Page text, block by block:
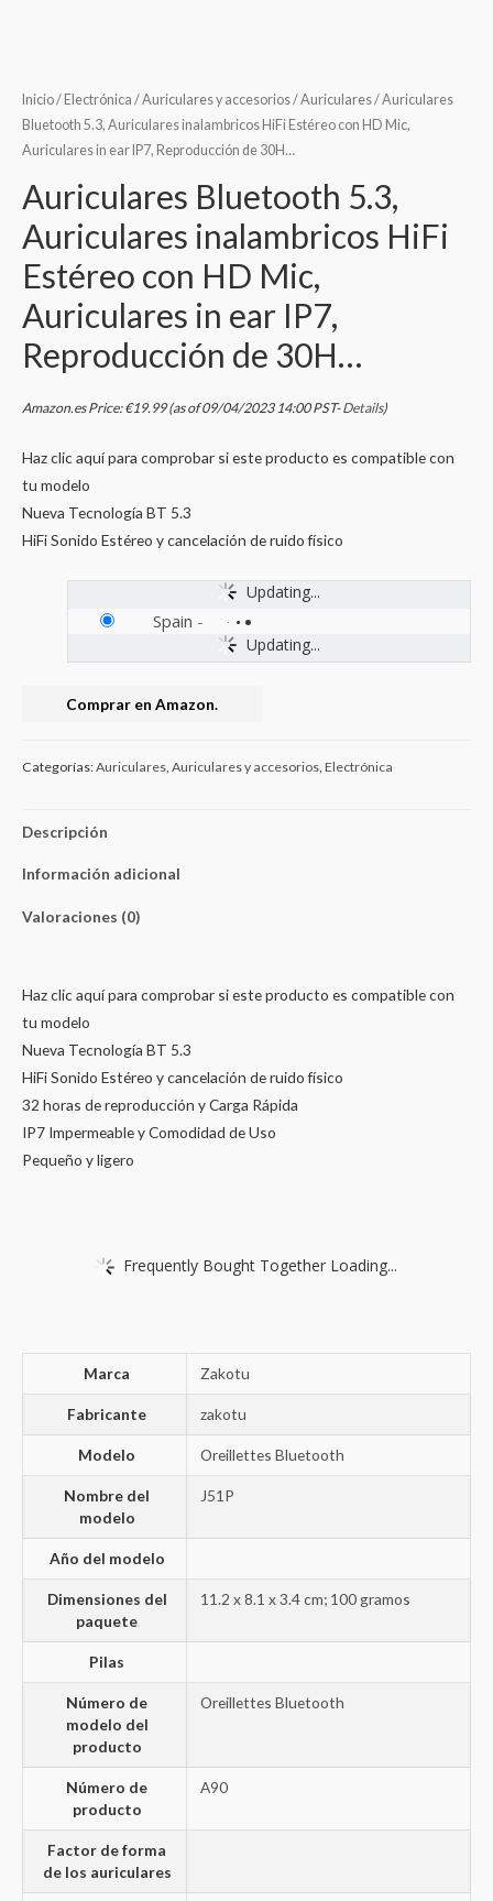
Inicio/ Electrónica /Auriculares y accesorios/Auriculares/ Auriculares
Bluetooth 5.3, Auriculares inalambricos HiFi Estéreo con HD Mic,
Auriculares in ear IP7, Reproducción de 30H…
Auriculares Bluetooth 5.3,
Auriculares inalambricos HiFi
Estéreo con HD Mic,
Auriculares in ear IP7,
Reproducción de 30H…
Amazon.es Price:€19.99(as of 09/04/2023 14:00 PST-Details)
Haz clic aquí para comprobar si este producto es compatible con
tu modelo
Nueva Tecnología BT 5.3
HiFi Sonido Estéreo y cancelación de ruido físico
Updating...
Updating...
Spain -
Comprar en Amazon.
Categorías:Auriculares Auriculares y accesorios Electrónica
Descripción
Información adicional
Valoraciones (0)
Haz clic aquí para comprobar si este producto es compatible con
tu modelo
Nueva Tecnología BT 5.3
HiFi Sonido Estéreo y cancelación de ruido físico
32 horas de reproducción y Carga Rápida
IP7 Impermeable y Comodidad de Uso
Pequeño y ligero
Frequently Bought Together Loading...
Marca ‎Zakotu
Fabricante ‎zakotu
Modelo ‎Oreillettes Bluetooth
Nombre del
modelo
‎J51P
Año del modelo
Dimensiones del
paquete
‎11.2 x 8.1 x 3.4 cm; 100 gramos
Pilas
Número de
modelo del
producto
‎Oreillettes Bluetooth
Número de
producto
‎A90
Factor de forma
de los auriculares